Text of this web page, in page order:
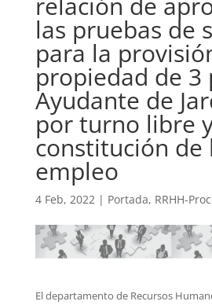
las pruebas de
para la
propiedad de 3
Ayudante de
por turno libre
constitución de
empleo
4 Feb, 2022| Portada, RRHH-
El departamento de Recursos